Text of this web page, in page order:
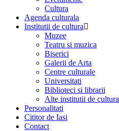
Cultura
Agenda culturala
Institutii de cultura
Muzee
Teatru si muzica
Biserici
Galerii de Arta
Centre culturale
Universitati
Biblioteci si librarii
Alte institutii de cultura
Personalitati
Cititor de Iasi
Contact